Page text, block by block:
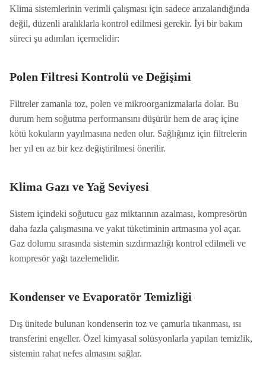
Klima sistemlerinin verimli çalışması için sadece arızalandığında
değil, düzenli aralıklarla kontrol edilmesi gerekir. İyi bir bakım
süreci şu adımları içermelidir:
Polen Filtresi Kontrolü ve Değişimi
Filtreler zamanla toz, polen ve mikroorganizmalarla dolar. Bu
durum hem soğutma performansını düşürür hem de araç içine
kötü kokuların yayılmasına neden olur. Sağlığınız için filtrelerin
her yıl en az bir kez değiştirilmesi önerilir.
Klima Gazı ve Yağ Seviyesi
Sistem içindeki soğutucu gaz miktarının azalması, kompresörün
daha fazla çalışmasına ve yakıt tüketiminin artmasına yol açar.
Gaz dolumu sırasında sistemin sızdırmazlığı kontrol edilmeli ve
kompresör yağı tazelemelidir.
Kondenser ve Evaporatör Temizliği
Dış ünitede bulunan kondenserin toz ve çamurla tıkanması, ısı
transferini engeller. Özel kimyasal solüsyonlarla yapılan temizlik,
sistemin rahat nefes almasını sağlar.